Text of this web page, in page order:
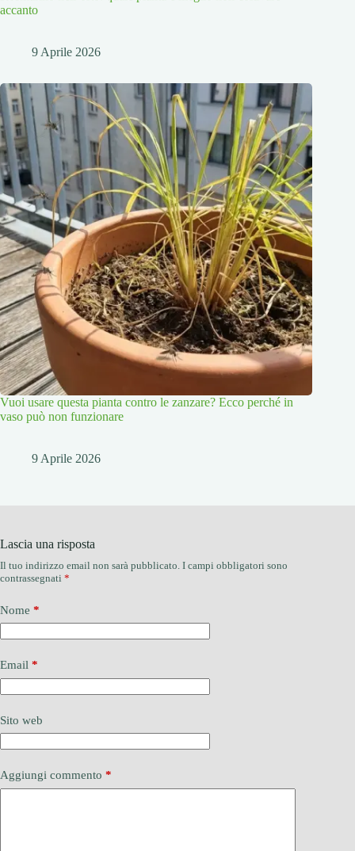
accanto
9 Aprile 2026
Vuoi usare questa pianta contro le zanzare? Ecco perché in
vaso può non funzionare
9 Aprile 2026
Lascia una risposta
Il tuo indirizzo email non sarà pubblicato. I campi obbligatori sono
contrassegnati *
Nome *
Email *
Sito web
Aggiungi commento *